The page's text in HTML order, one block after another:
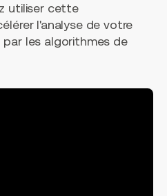
utiliser cette
l'analyse de votre
les algorithmes de